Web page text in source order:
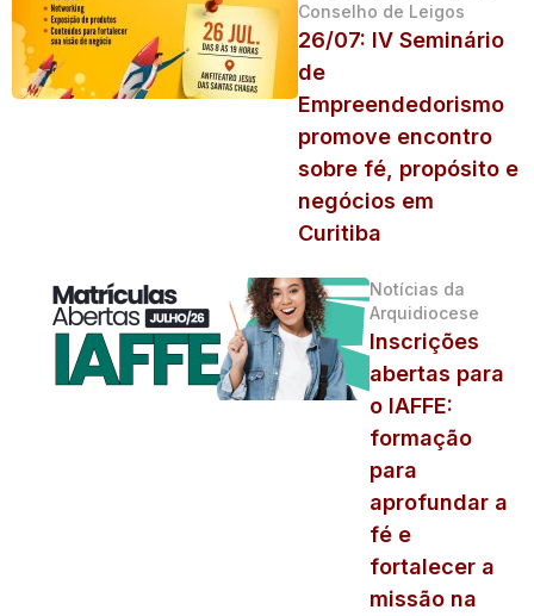
Conselho de Leigos
26/07: IV Seminário
de
Empreendedorismo
promove encontro
sobre fé, propósito e
negócios em
Curitiba
Notícias da
Arquidiocese
Inscrições
abertas para
o IAFFE:
formação
para
aprofundar a
fé e
fortalecer a
missão na